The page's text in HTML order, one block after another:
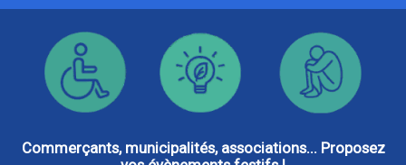
Commerçants, municipalités, associations... Proposez